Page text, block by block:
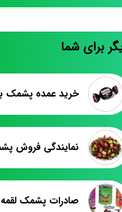
برای شما
خرید عمده پشمک
نمایندگی فروش